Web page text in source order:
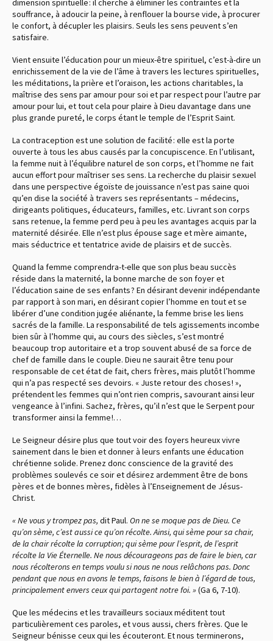
dimension spirituelle : il cherche à éliminer les contraintes et la
souffrance, à adoucir la peine, à renflouer la bourse vide, à procurer
le confort, à décupler les plaisirs. Seuls les sens peuvent s’en
satisfaire.
Vient ensuite l’éducation pour un mieux-être spirituel, c’est-à-dire un
enrichissement de la vie de l’âme à travers les lectures spirituelles,
les méditations, la prière et l’oraison, les actions charitables, la
maîtrise des sens par amour pour soi et par respect pour l’autre par
amour pour lui, et tout cela pour plaire à Dieu davantage dans une
plus grande pureté, le corps étant le temple de l’Esprit Saint.
La contraception est une solution de facilité : elle est la porte
ouverte à tous les abus causés par la concupiscence. En l’utilisant,
la femme nuit à l’équilibre naturel de son corps, et l’homme ne fait
aucun effort pour maîtriser ses sens. La recherche du plaisir sexuel
dans une perspective égoïste de jouissance n’est pas saine quoi
qu’en dise la société à travers ses représentants – médecins,
dirigeants politiques, éducateurs, familles, etc. Livrant son corps
sans retenue, la femme perd peu à peu les avantages acquis par la
maternité désirée. Elle n’est plus épouse sage et mère aimante,
mais séductrice et tentatrice avide de plaisirs et de succès.
Quand la femme comprendra-t-elle que son plus beau succès
réside dans la maternité, la bonne marche de son foyer et
l’éducation saine de ses enfants ? En désirant devenir indépendante
par rapport à son mari, en désirant copier l’homme en tout et se
libérer d’une condition jugée aliénante, la femme brise les liens
sacrés de la famille. La responsabilité de tels agissements incombe
bien sûr à l’homme qui, au cours des siècles, s’est montré
beaucoup trop autoritaire et a trop souvent abusé de sa force de
chef de famille dans le couple. Dieu ne saurait être tenu pour
responsable de cet état de fait, chers frères, mais plutôt l’homme
qui n’a pas respecté ses devoirs. « Juste retour des choses ! »,
prétendent les femmes qui n’ont rien compris, savourant ainsi leur
vengeance à l’infini. Sachez, frères, qu’il n’est que le Serpent pour
transformer ainsi la femme !…
Le Seigneur désire plus que tout voir des foyers heureux vivre
sainement dans le bien et donner à leurs enfants une éducation
chrétienne solide. Prenez donc conscience de la gravité des
problèmes soulevés ce soir et désirez ardemment être de bons
pères et de bonnes mères, fidèles à l’Enseignement de Jésus-
Christ.
« Ne vous y trompez pas, dit Paul. On ne se moque pas de Dieu. Ce
qu’on sème, c’est aussi ce qu’on récolte. Ainsi, qui sème pour sa chair,
de la chair récolte la corruption ; qui sème pour l’esprit, de l’esprit
récolte la Vie Éternelle. Ne nous décourageons pas de faire le bien, car
nous récolterons en temps voulu si nous ne nous relâchons pas. Donc
pendant que nous en avons le temps, faisons le bien à l’égard de tous,
principalement envers ceux qui partagent notre foi. »(Ga 6, 7-10).
Que les médecins et les travailleurs sociaux méditent tout
particulièrement ces paroles, et vous aussi, chers frères. Que le
Seigneur bénisse ceux qui les écouteront. Et nous terminerons,